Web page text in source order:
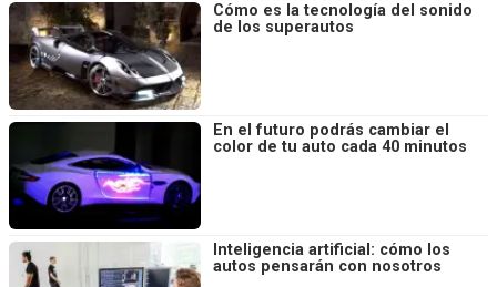
Cómo es la tecnología del sonido
de los superautos
En el futuro podrás cambiar el
color de tu auto cada 40 minutos
Inteligencia artificial: cómo los
autos pensarán con nosotros